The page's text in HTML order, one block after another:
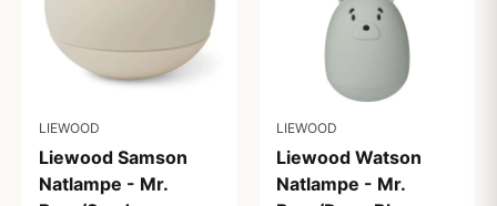
LIEWOOD
Liewood Samson
Natlampe - Mr.
LIEWOOD
Liewood Watson
Natlampe - Mr.